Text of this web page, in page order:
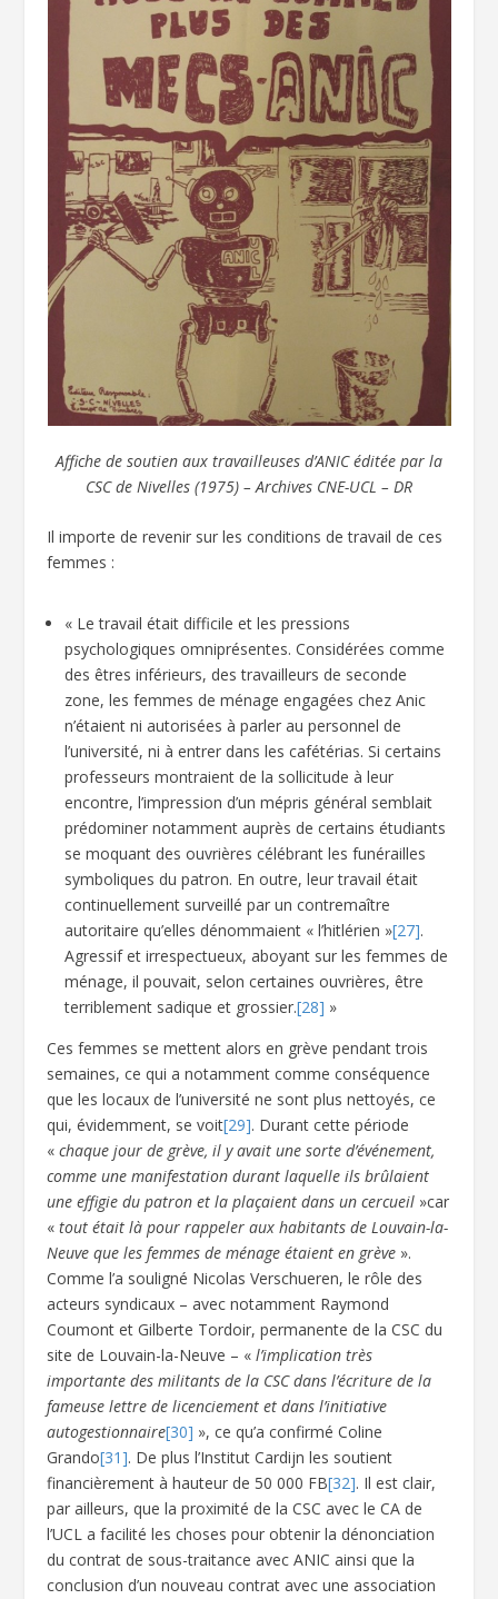
Affiche de soutien aux travailleuses d’ANIC éditée par la
CSC de Nivelles (1975) – Archives CNE-UCL – DR
Il importe de revenir sur les conditions de travail de ces
femmes :
« Le travail était difficile et les pressions
psychologiques omniprésentes. Considérées comme
des êtres inférieurs, des travailleurs de seconde
zone, les femmes de ménage engagées chez Anic
n’étaient ni autorisées à parler au personnel de
l’université, ni à entrer dans les cafétérias. Si certains
professeurs montraient de la sollicitude à leur
encontre, l’impression d’un mépris général semblait
prédominer notamment auprès de certains étudiants
se moquant des ouvrières célébrant les funérailles
symboliques du patron. En outre, leur travail était
continuellement surveillé par un contremaître
autoritaire qu’elles dénommaient « l’hitlérien »[27].
Agressif et irrespectueux, aboyant sur les femmes de
ménage, il pouvait, selon certaines ouvrières, être
terriblement sadique et grossier.[28] »
Ces femmes se mettent alors en grève pendant trois
semaines, ce qui a notamment comme conséquence
que les locaux de l’université ne sont plus nettoyés, ce
qui, évidemment, se voit[29]. Durant cette période
«chaque jour de grève, il y avait une sorte d’événement,
comme une manifestation durant laquelle ils brûlaient
une effigie du patron et la plaçaient dans un cercueil »car
«tout était là pour rappeler aux habitants de Louvain-la-
Neuve que les femmes de ménage étaient en grève ».
Comme l’a souligné Nicolas Verschueren, le rôle des
acteurs syndicaux – avec notamment Raymond
Coumont et Gilberte Tordoir, permanente de la CSC du
site de Louvain-la-Neuve – «l’implication très
importante des militants de la CSC dans l’écriture de la
fameuse lettre de licenciement et dans l’initiative
autogestionnaire[30] », ce qu’a confirmé Coline
Grando[31]. De plus l’Institut Cardijn les soutient
financièrement à hauteur de 50 000 FB[32]. Il est clair,
par ailleurs, que la proximité de la CSC avec le CA de
l’UCL a facilité les choses pour obtenir la dénonciation
du contrat de sous-traitance avec ANIC ainsi que la
conclusion d’un nouveau contrat avec une association